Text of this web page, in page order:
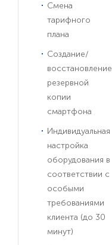
Смена
тарифного
плана
Создание/
восстановление
резервной
копии
смартфона
Индивидуальная
настройка
оборудования в
соответствии с
особыми
требованиями
клиента (до 30
минут)